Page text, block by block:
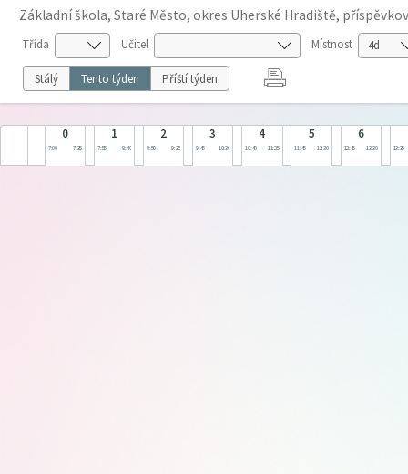
Základní škola, Staré Město, okres Uherské Hradiště,
Třída Učitel Místnost
Stálý Tento týden Příští týden
0
7:00 7:35
1
7:55 8:40
2
8:50 9:35
3
9:45 10:30
4
10:40 11:25
5
11:45 12:30
6
12:45 13:30 13:35